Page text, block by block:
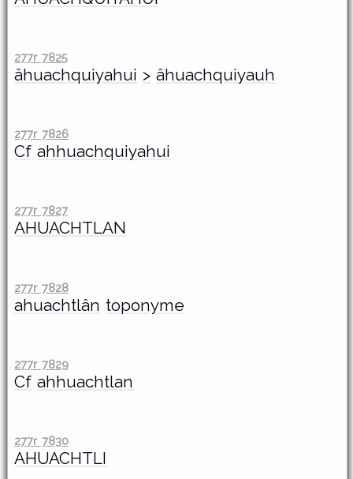
277r 7825
âhuachquiyahui > âhuachquiyauh
277r 7826
Cf ahhuachquiyahui
277r 7827
AHUACHTLAN
277r 7828
ahuachtlân toponyme
277r 7829
Cf ahhuachtlan
277r 7830
AHUACHTLI